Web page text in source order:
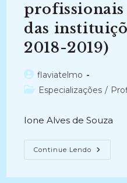
PARÁ
(2023)
das
2018-2019)
Autor
do
flaviatelmo
Categoria
Especializações /
Ione Alves de Souza
Continue Lendo
DE